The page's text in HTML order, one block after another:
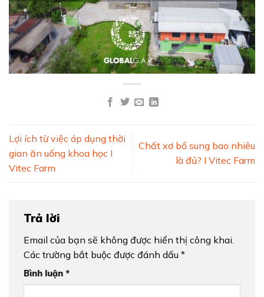
Lợi ích từ việc áp dụng thời
gian ăn uống khoa học I
Vitec Farm
Chất xơ bổ sung bao nhiêu
là đủ? I Vitec Farm
Trả lời
Email của bạn sẽ không được hiển thị công khai.
Các trường bắt buộc được đánh dấu *
Bình luận *